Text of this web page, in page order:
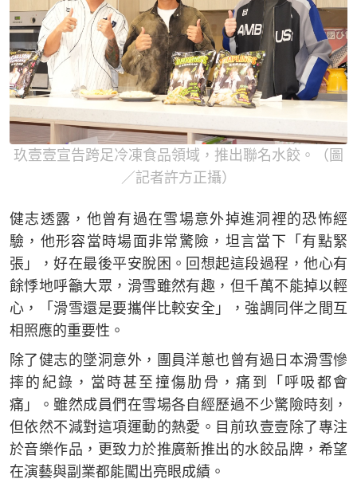
玖壹壹宣告跨足冷凍食品領域，推出聯名水餃。（圖
／記者許方正攝）
健志透露，他曾有過在雪場意外掉進洞裡的恐怖經
驗，他形容當時場面非常驚險，坦言當下「有點緊
張」，好在最後平安脫困。回想起這段過程，他心有
餘悸地呼籲大眾，滑雪雖然有趣，但千萬不能掉以輕
心，「滑雪還是要攜伴比較安全」，強調同伴之間互
相照應的重要性。
除了健志的墜洞意外，團員洋蔥也曾有過日本滑雪慘
摔的紀錄，當時甚至撞傷肋骨，痛到「呼吸都會
痛」。雖然成員們在雪場各自經歷過不少驚險時刻，
但依然不減對這項運動的熱愛。目前玖壹壹除了專注
於音樂作品，更致力於推廣新推出的水餃品牌，希望
在演藝與副業都能闖出亮眼成績。